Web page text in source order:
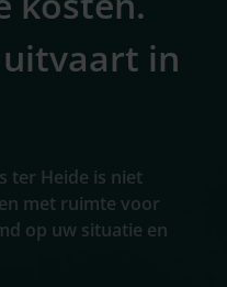
uitvaart in
ter Heide is niet
met ruimte voor
op uw situatie en